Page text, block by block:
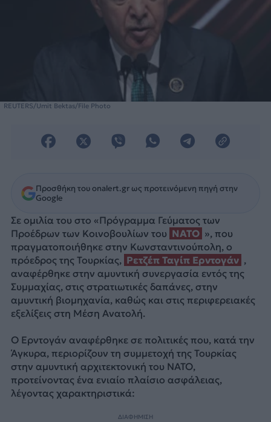
REUTERS/Umit Bektas/File Photo
Προσθήκη του onalert.gr ως προτεινόμενη πηγή στην
Google
Σε ομιλία του στο «Πρόγραμμα Γεύματος των
Προέδρων των Κοινοβουλίων του NATO », που
πραγματοποιήθηκε στην Κωνσταντινούπολη, ο
πρόεδρος της Τουρκίας, Ρετζέπ Ταγίπ Ερντογάν ,
αναφέρθηκε στην αμυντική συνεργασία εντός της
Συμμαχίας, στις στρατιωτικές δαπάνες, στην
αμυντική βιομηχανία, καθώς και στις περιφερειακές
εξελίξεις στη Μέση Ανατολή.
Ο Ερντογάν αναφέρθηκε σε πολιτικές που, κατά την
Άγκυρα, περιορίζουν τη συμμετοχή της Τουρκίας
στην αμυντική αρχιτεκτονική του NATO,
προτείνοντας ένα ενιαίο πλαίσιο ασφάλειας,
λέγοντας χαρακτηριστικά:
ΔΙΑΦΗΜΙΣΗ